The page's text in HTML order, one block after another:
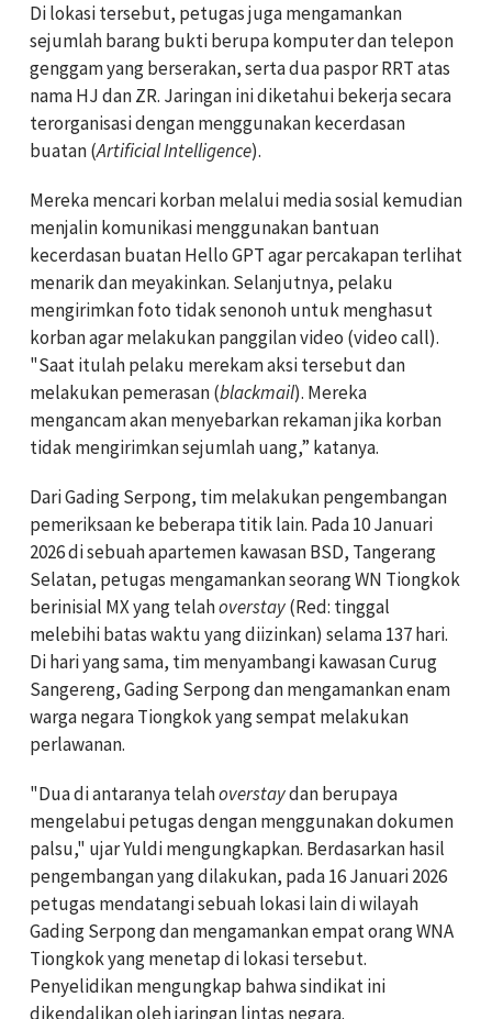
Di lokasi tersebut, petugas juga mengamankan
sejumlah barang bukti berupa komputer dan telepon
genggam yang berserakan, serta dua paspor RRT atas
nama HJ dan ZR. Jaringan ini diketahui bekerja secara
terorganisasi dengan menggunakan kecerdasan
buatan (Artificial Intelligence).
Mereka mencari korban melalui media sosial kemudian
menjalin komunikasi menggunakan bantuan
kecerdasan buatan Hello GPT agar percakapan terlihat
menarik dan meyakinkan. Selanjutnya, pelaku
mengirimkan foto tidak senonoh untuk menghasut
korban agar melakukan panggilan video (video call).
"Saat itulah pelaku merekam aksi tersebut dan
melakukan pemerasan (blackmail). Mereka
mengancam akan menyebarkan rekaman jika korban
tidak mengirimkan sejumlah uang,” katanya.
Dari Gading Serpong, tim melakukan pengembangan
pemeriksaan ke beberapa titik lain. Pada 10 Januari
2026 di sebuah apartemen kawasan BSD, Tangerang
Selatan, petugas mengamankan seorang WN Tiongkok
berinisial MX yang telahoverstay(Red: tinggal
melebihi batas waktu yang diizinkan) selama 137 hari.
Di hari yang sama, tim menyambangi kawasan Curug
Sangereng, Gading Serpong dan mengamankan enam
warga negara Tiongkok yang sempat melakukan
perlawanan.
"Dua di antaranya telahoverstaydan berupaya
mengelabui petugas dengan menggunakan dokumen
palsu," ujar Yuldi mengungkapkan. Berdasarkan hasil
pengembangan yang dilakukan, pada 16 Januari 2026
petugas mendatangi sebuah lokasi lain di wilayah
Gading Serpong dan mengamankan empat orang WNA
Tiongkok yang menetap di lokasi tersebut.
Penyelidikan mengungkap bahwa sindikat ini
dikendalikan oleh jaringan lintas negara.